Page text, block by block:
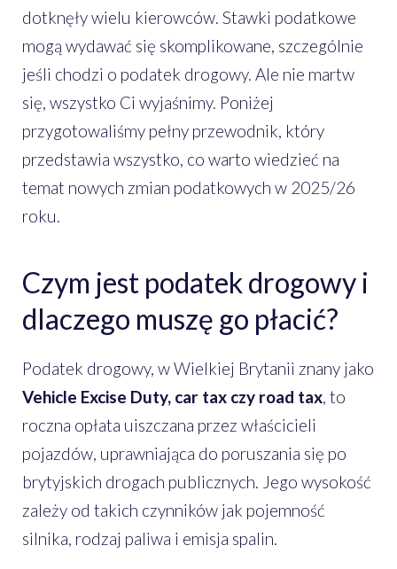
dotknęły wielu kierowców. Stawki podatkowe
mogą wydawać się skomplikowane, szczególnie
jeśli chodzi o podatek drogowy. Ale nie martw
się, wszystko Ci wyjaśnimy. Poniżej
przygotowaliśmy pełny przewodnik, który
przedstawia wszystko, co warto wiedzieć na
temat nowych zmian podatkowych w 2025/26
roku.
Czym jest podatek drogowy i
dlaczego muszę go płacić?
Podatek drogowy, w Wielkiej Brytanii znany jako
Vehicle Excise Duty, car tax czy road tax , to
roczna opłata uiszczana przez właścicieli
pojazdów, uprawniająca do poruszania się po
brytyjskich drogach publicznych. Jego wysokość
zależy od takich czynników jak pojemność
silnika, rodzaj paliwa i emisja spalin.